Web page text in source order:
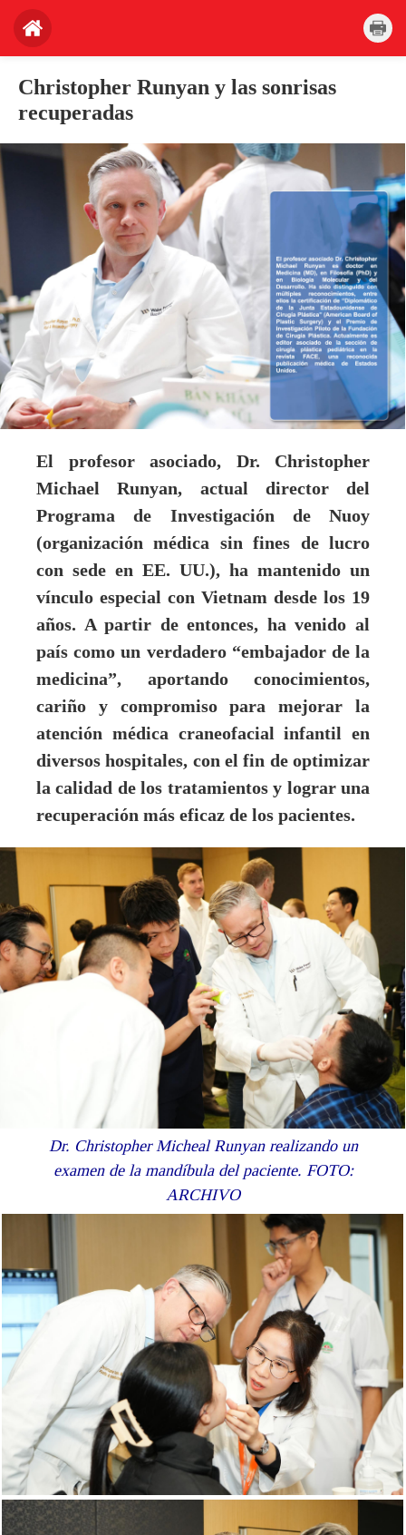
Christopher Runyan y las sonrisas
recuperadas
El profesor asociado, Dr. Christopher
Michael Runyan, actual director del
Programa de Investigación de Nuoy
(organización médica sin fines de lucro
con sede en EE. UU.), ha mantenido un
vínculo especial con Vietnam desde los 19
años. A partir de entonces, ha venido al
país como un verdadero “embajador de la
medicina”, aportando conocimientos,
cariño y compromiso para mejorar la
atención médica craneofacial infantil en
diversos hospitales, con el fin de optimizar
la calidad de los tratamientos y lograr una
recuperación más eficaz de los pacientes.
Dr. Christopher Micheal Runyan realizando un
examen de la mandíbula del paciente. FOTO:
ARCHIVO